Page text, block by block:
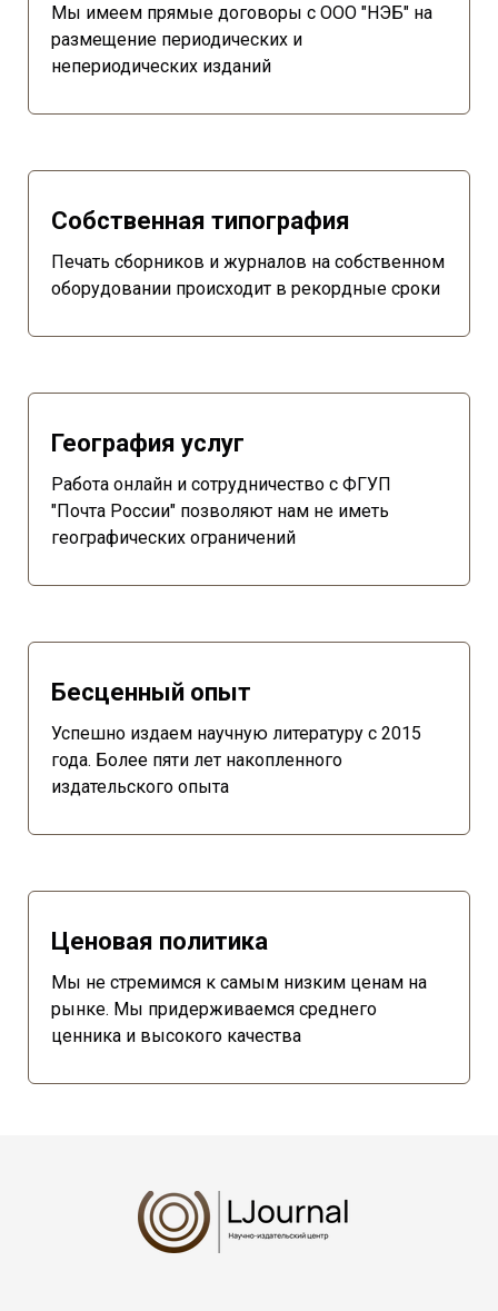
Мы имеем прямые договоры с ООО "НЭБ" на
размещение периодических и
непериодических изданий
Собственная типография
Печать сборников и журналов на собственном
оборудовании происходит в рекордные сроки
География услуг
Работа онлайн и сотрудничество с ФГУП
"Почта России" позволяют нам не иметь
географических ограничений
Бесценный опыт
Успешно издаем научную литературу с 2015
года. Более пяти лет накопленного
издательского опыта
Ценовая политика
Мы не стремимся к самым низким ценам на
рынке. Мы придерживаемся среднего
ценника и высокого качества